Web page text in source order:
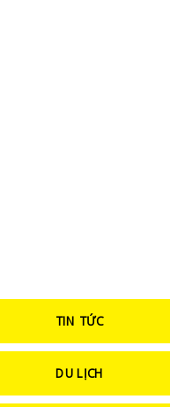
TIN TỨC
DU LỊCH